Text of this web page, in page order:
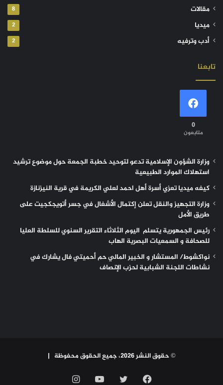
مقالات 8
ميديا 2
أدب وترفيه 2
تابعنا
0
متابعون
وزارة الشؤون الإسلامية تدعو لتوحيد خطبة الجمعة حول موضوع ترشيد
استهلاك الموارد الطبيعية
كيفه ميديا تعزي أسرة أهل احمد لعلي الكريمة في قرية النيزنازة
وزارة التجهيز والنقل تعلن إكتمال الأشغال في جسر أتويجكجيت على
طريق الأمل
رئيس الجمهورية يتسلم اليوم الثلاثاء التقرير السنوي للسلطة العليا
للصحافة و السمعيات البصرية الهاب
نواكشوط/ المستشار و الخبير المالي حم أحميتي فال يشارك في
نشاطات اللجنة الشبابية لحزب الإنصاف
© حقوق النشر 2026، جميع الحقوق محفوظة |
فيسبوك تويتر يوتيوب